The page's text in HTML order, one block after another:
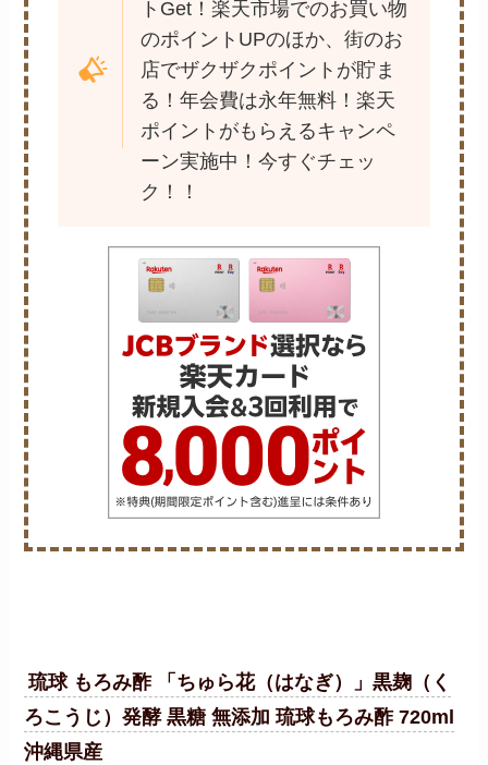
トGet！楽天市場でのお買い物
のポイントUPのほか、街のお
店でザクザクポイントが貯ま
る！年会費は永年無料！楽天
ポイントがもらえるキャンペ
ーン実施中！今すぐチェッ
ク！！
琉球 もろみ酢 「ちゅら花（はなぎ）」黒麹（く
ろこうじ）発酵 黒糖 無添加 琉球もろみ酢 720ml
沖縄県産